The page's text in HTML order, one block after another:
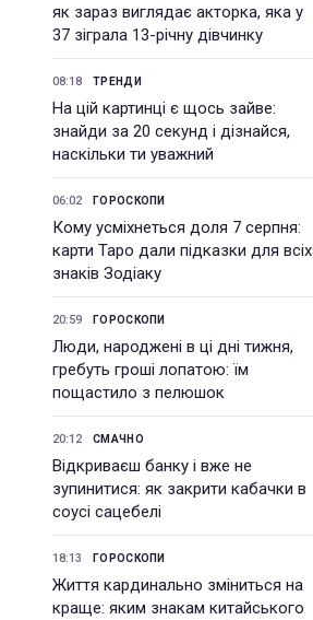
як зараз виглядає акторка, яка у
37 зіграла 13-річну дівчинку
08:18 ТРЕНДИ
На цій картинці є щось зайве:
знайди за 20 секунд і дізнайся,
наскільки ти уважний
06:02 ГОРОСКОПИ
Кому усміхнеться доля 7 серпня:
карти Таро дали підказки для всіх
знаків Зодіаку
20:59 ГОРОСКОПИ
Люди, народжені в ці дні тижня,
гребуть гроші лопатою: їм
пощастило з пелюшок
20:12 СМАЧНО
Відкриваєш банку і вже не
зупинитися: як закрити кабачки в
соусі сацебелі
18:13 ГОРОСКОПИ
Життя кардинально зміниться на
краще: яким знакам китайського